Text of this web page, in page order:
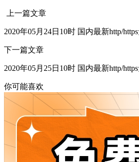
上一篇文章
2020年05月24日10时 国内最新http/
下一篇文章
2020年05月25日10时 国内最新http/
你可能喜欢